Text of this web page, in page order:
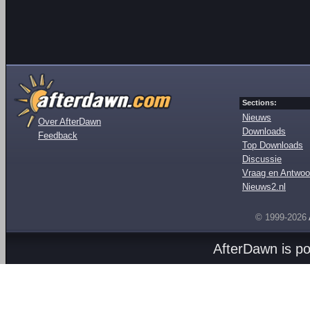
Over AfterDawn
Feedback
Sections:
Nieuws
Downloads
Top Downloads
Discussie
Vraag en
Nieuws2.nl
© 1999-2026
AfterDawn is